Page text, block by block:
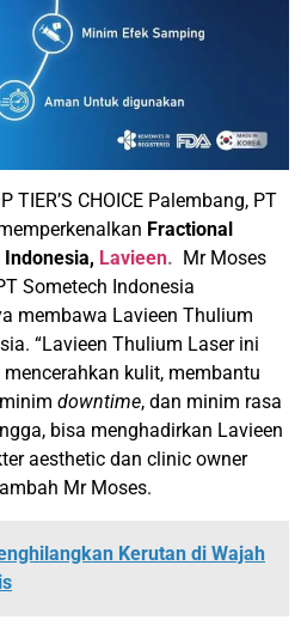
CHOICE Palembang, PT
Fractional
Lavieen. Mr Moses
Sometech Indonesia
membawa Lavieen Thulium
“Lavieen Thulium Laser ini
kulit, membantu
downtime, dan minim rasa
bisa menghadirkan Lavieen
aesthetic dan clinic owner
Mr Moses.
Kerutan di Wajah